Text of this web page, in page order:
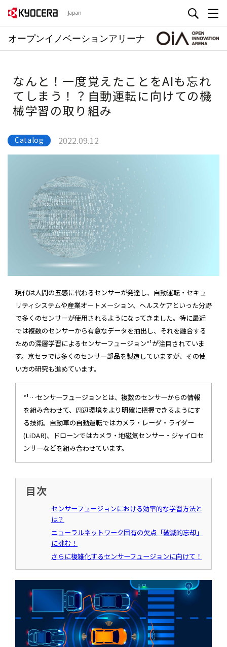
Japan
オープンイノベーションアリーナ
なんと！一度覚えたことをAIも忘れ
てしまう！？自動運転に向けての機
械学習の取り組み
Catalog 2022.09.12
現代は人間の五感に代わるセンサーが発達し、自動運転・セキュ
リティシステムや産業オートメーション、ヘルスケアといった分野
で多くのセンサーが使用されるようになってきました。特に最近
では複数のセンサーから有意なデータを抽出し、それを融合する
ための深層学習によるセンサーフュージョン*¹が注目されていま
す。京セラでは多くのセンサー部品を製造していますが、その使
い方の研究も進めています。
*¹…センサーフュージョンとは、複数のセンサーからの情報
を組み合わせて、周辺環境をより明確に把握できるようにす
る技術。自動車の自動運転ではカメラ・レーダ・ライダー
(LiDAR)、ドローンではカメラ・地磁気センサー・ジャイロセ
ンサーなどを組み合わせています。
目次
センサーフュージョンにおける効率的な学習方法と
は？
ニューラルネットワーク固有の欠点「破滅的忘却」
に挑む！
さらに複雑化するセンサーフュージョンに向けて！